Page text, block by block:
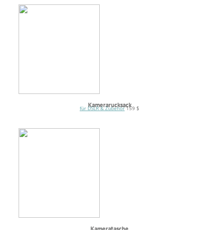
Kamerarucksack
für DSLR & Zubehör159 $